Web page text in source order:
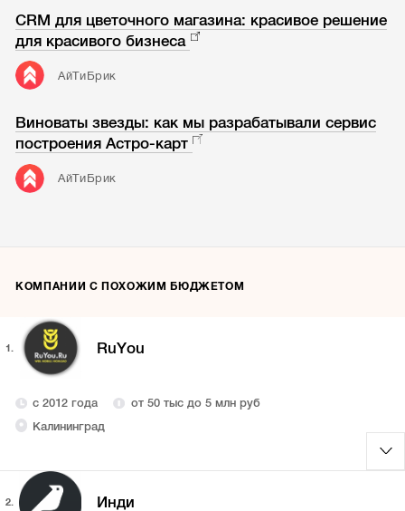
CRM для цветочного магазина: красивое решение
для красивого бизнеса
АйТиБрик
Виноваты звезды: как мы разрабатывали сервис
построения Астро-карт
АйТиБрик
КОМПАНИИ С ПОХОЖИМ БЮДЖЕТОМ
1. RuYou
с 2012 года
от 50 тыс до 5 млн руб
Калининград
2. Инди